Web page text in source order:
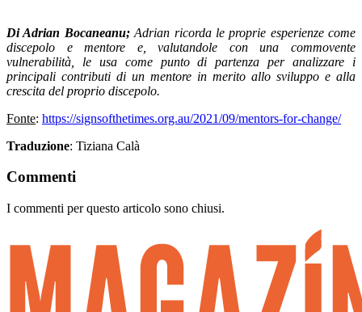
Di Adrian Bocaneanu;Adrian ricorda le proprie esperienze come
discepolo e mentore e, valutandole con una commovente
vulnerabilità, le usa come punto di partenza per analizzare i
principali contributi di un mentore in merito allo sviluppo e alla
crescita del proprio discepolo.
Fonte: https://signsofthetimes.org.au/2021/09/mentors-for-change/
Traduzione: Tiziana Calà
Commenti
I commenti per questo articolo sono chiusi.